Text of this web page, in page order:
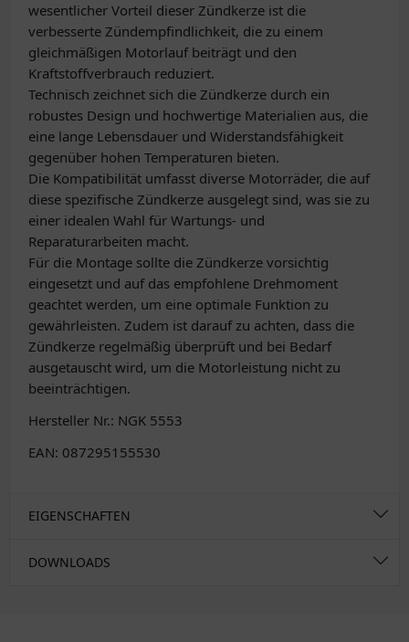
wesentlicher Vorteil dieser Zündkerze ist die
verbesserte Zündempfindlichkeit, die zu einem
gleichmäßigen Motorlauf beiträgt und den
Kraftstoffverbrauch reduziert.
Technisch zeichnet sich die Zündkerze durch ein
robustes Design und hochwertige Materialien aus, die
eine lange Lebensdauer und Widerstandsfähigkeit
gegenüber hohen Temperaturen bieten.
Die Kompatibilität umfasst diverse Motorräder, die auf
diese spezifische Zündkerze ausgelegt sind, was sie zu
einer idealen Wahl für Wartungs- und
Reparaturarbeiten macht.
Für die Montage sollte die Zündkerze vorsichtig
eingesetzt und auf das empfohlene Drehmoment
geachtet werden, um eine optimale Funktion zu
gewährleisten. Zudem ist darauf zu achten, dass die
Zündkerze regelmäßig überprüft und bei Bedarf
ausgetauscht wird, um die Motorleistung nicht zu
beeinträchtigen.
Hersteller Nr.: NGK 5553
EAN: 087295155530
EIGENSCHAFTEN
DOWNLOADS